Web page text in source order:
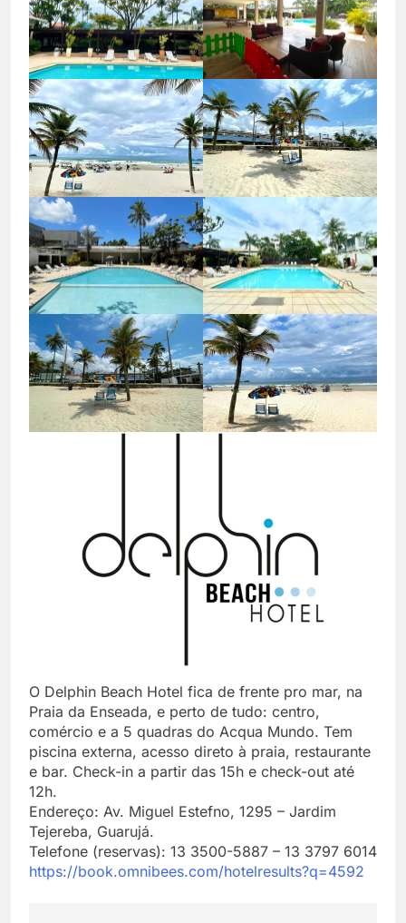
O Delphin Beach Hotel fica de frente pro mar, na
Praia da Enseada, e perto de tudo: centro,
comércio e a 5 quadras do Acqua Mundo. Tem
piscina externa, acesso direto à praia, restaurante
e bar. Check-in a partir das 15h e check-out até
12h.
Endereço: Av. Miguel Estefno, 1295 – Jardim
Tejereba, Guarujá.
Telefone (reservas): 13 3500-5887 – 13 3797 6014
https://book.omnibees.com/hotelresults?q=4592